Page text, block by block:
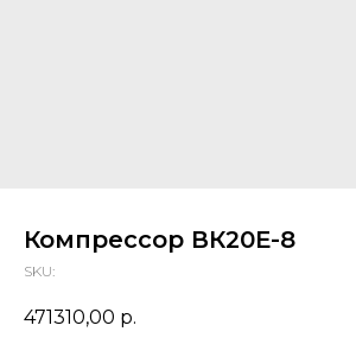
Компрессор ВК20Е-8
SKU:
471310,00 р.